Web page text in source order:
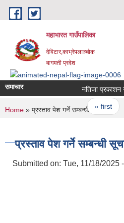
Skip to main content
महाभारत गाउँपालिका
देविटार,काभ्रेपलाञ्चोक
बागमती प्रदेश
समाचार नतिजा प्रकाशन
Pages
« first
You are here
Home » प्रस्ताव पेश गर्ने सम्बन्धी सूचना ।
प्रस्ताव पेश गर्ने सम्बन्धी
Submitted on: Tue, 11/18/2025